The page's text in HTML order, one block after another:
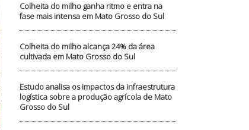
Colheita do milho ganha ritmo e entra na
fase mais intensa em Mato Grosso do Sul
Colheita do milho alcança 24% da área
cultivada em Mato Grosso do Sul
Estudo analisa os impactos da infraestrutura
logística sobre a produção agrícola de Mato
Grosso do Sul